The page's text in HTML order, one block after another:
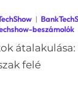
beszámolók